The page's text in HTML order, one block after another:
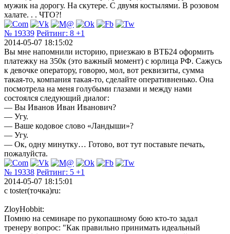
мужик на дорогу. На скутере. С двумя костылями. В розовом
халате. . . ЧТО?!
№ 19339 Рейтинг: 8 +1
2014-05-07 18:15:02
Вы мне напомнили историю, приезжаю в ВТБ24 оформить
платежку на 350к (это важный момент) с юрлица РФ. Сажусь
к девочке оператору, говорю, мол, вот реквизиты, сумма
такая-то, компания такая-то, сделайте оперативненько. Она
посмотрела на меня голубыми глазами и между нами
состоялся следующий диалог:
— Вы Иванов Иван Иванович?
— Угу.
— Ваше кодовое слово «Ландыши»?
— Угу.
— Ок, одну минутку… Готово, вот тут поставьте печать,
пожалуйста.
№ 19338 Рейтинг: 5 +1
2014-05-07 18:15:01
с toster(точка)ru:
ZloyHobbit:
Помню на семинаре по рукопашному бою кто-то задал
тренеру вопрос: "Как правильно принимать идеальный